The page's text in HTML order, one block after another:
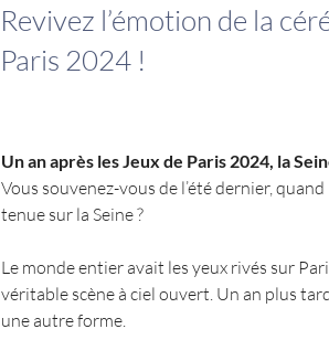
Revivez l’émotion de la
Paris 2024 !
Un an après les Jeux de Paris 2024, la
Vous souvenez-vous de l’été dernier,
tenue sur la Seine ?
Le monde entier avait les yeux rivés sur
véritable scène à ciel ouvert. Un an plus
une autre forme.